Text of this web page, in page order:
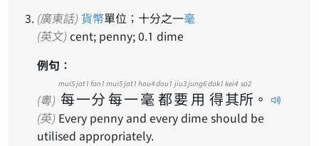
(廣東話) 貨幣單位；十分之一毫
(英文) cent; penny; 0.1 dime
例句：
(粵) 每
mui5
一
jat1
分
fan1
每
mui5
一
jat1
毫
hou4
都
dou1
要
jiu3
用
jung6
得
dak1
其
kei4
所
so2
。
(英) Every penny and every dime should be
utilised appropriately.